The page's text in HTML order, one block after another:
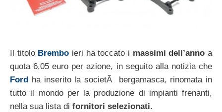
Il titolo Brembo ieri ha toccato i massimi dell’anno a
quota 6,05 euro per azione, in seguito alla notizia che
Ford
ha inserito la societÃ bergamasca, rinomata in
tutto il mondo per la produzione di impianti frenanti,
nella sua lista di fornitori selezionati.